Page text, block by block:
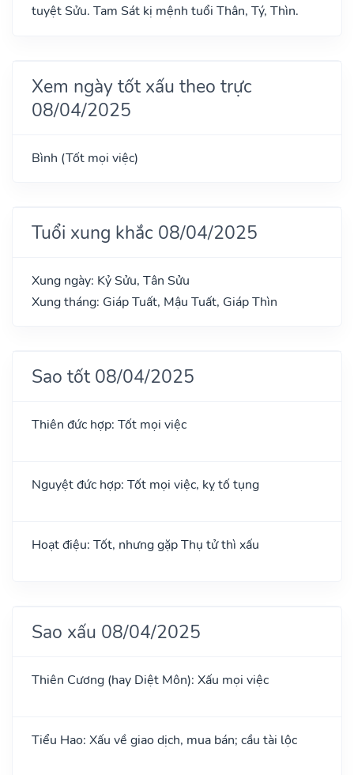
tuyệt Sửu. Tam Sát kị mệnh tuổi Thân, Tý, Thìn.
Xem ngày tốt xấu theo trực
08/04/2025
Bình (Tốt mọi việc)
Tuổi xung khắc 08/04/2025
Xung ngày: Kỷ Sửu, Tân Sửu
Xung tháng: Giáp Tuất, Mậu Tuất, Giáp Thìn
Sao tốt 08/04/2025
Thiên đức hợp: Tốt mọi việc
Nguyệt đức hợp: Tốt mọi việc, kỵ tố tụng
Hoạt điệu: Tốt, nhưng gặp Thụ tử thì xấu
Sao xấu 08/04/2025
Thiên Cương (hay Diệt Môn): Xấu mọi việc
Tiểu Hao: Xấu về giao dịch, mua bán; cầu tài lộc